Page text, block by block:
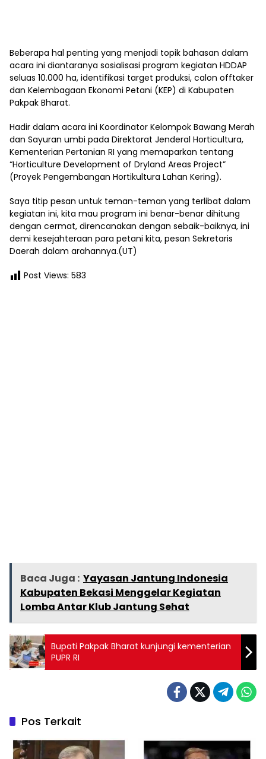
Beberapa hal penting yang menjadi topik bahasan dalam
acara ini diantaranya sosialisasi program kegiatan HDDAP
seluas 10.000 ha, identifikasi target produksi, calon offtaker
dan Kelembagaan Ekonomi Petani (KEP) di Kabupaten
Pakpak Bharat.
Hadir dalam acara ini Koordinator Kelompok Bawang Merah
dan Sayuran umbi pada Direktorat Jenderal Horticultura,
Kementerian Pertanian RI yang memaparkan tentang
“Horticulture Development of Dryland Areas Project”
(Proyek Pengembangan Hortikultura Lahan Kering).
Saya titip pesan untuk teman-teman yang terlibat dalam
kegiatan ini, kita mau program ini benar-benar dihitung
dengan cermat, direncanakan dengan sebaik-baiknya, ini
demi kesejahteraan para petani kita, pesan Sekretaris
Daerah dalam arahannya.(UT)
Post Views: 583
Baca Juga : Yayasan Jantung Indonesia
Kabupaten Bekasi Menggelar Kegiatan
Lomba Antar Klub Jantung Sehat
Bupati Pakpak Bharat kunjungi kementerian
PUPR RI
Pos Terkait